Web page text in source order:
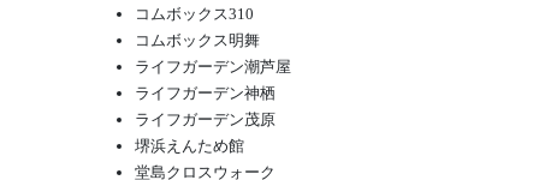
コムボックス310
コムボックス明舞
ライフガーデン潮芦屋
ライフガーデン神栖
ライフガーデン茂原
堺浜えんため館
堂島クロスウォーク